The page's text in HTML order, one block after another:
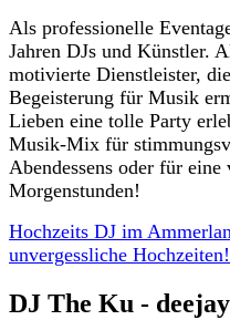
Als professionelle
Jahren DJs und Künstler.
motivierte Dienstleister,
Begeisterung für Musik
Lieben eine tolle Party
Musik-Mix für
Abendessens oder für
Morgenstunden!
Hochzeits DJ im
unvergessliche Hochzeiten!
DJ The Ku -